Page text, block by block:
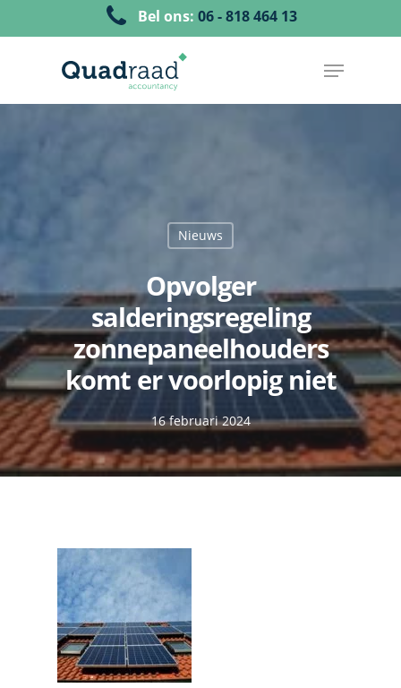
Bel ons: 06 - 818 464 13
Nieuws
Opvolger
salderingsregeling
zonnepaneelhouders
komt er voorlopig niet
16 februari 2024